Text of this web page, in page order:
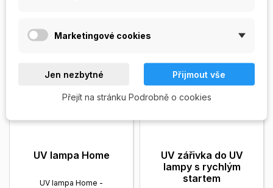
UV lampa Home
UV lampa Home -
UV zářivka do UV
lampy s rychlým
startem
Marketingové cookies
Jen nezbytné Přijmout vše
Přejít na stránku Podrobně o cookies